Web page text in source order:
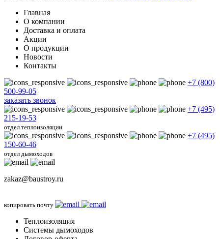
Главная
О компании
Доставка и оплата
Акции
О продукции
Новости
Контакты
+7 (800)
500-99-05
заказать звонок
+7 (495)
215-19-53
отдел теплоизоляции
+7 (495)
150-60-46
отдел дымоходов
zakaz@baustroy.ru
копировать почту
Теплоизоляция
Системы дымоходов